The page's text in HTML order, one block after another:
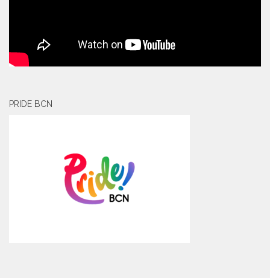
PRIDE BCN